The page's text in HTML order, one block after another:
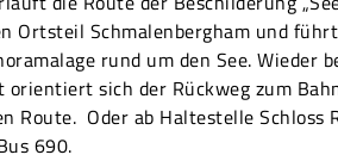
Ortsteil Schmalenbergham und
rund um den See. Wieder
orientiert sich der Rückweg zum
Route. Oder ab Haltestelle Schloss
Bus 690.